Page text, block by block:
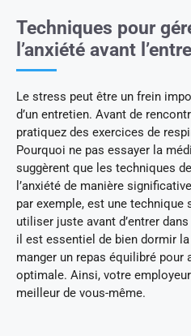
Techniques pour
l’anxiété avant
Le stress peut être un frein
d’un entretien. Avant de
pratiquez des exercices de
Pourquoi ne pas essayer la
suggèrent que les techniques
l’anxiété de manière
par exemple, est une technique
utiliser juste avant d’entrer
il est essentiel de bien dormir
manger un repas équilibré pour
optimale. Ainsi, votre
meilleur de vous-même.